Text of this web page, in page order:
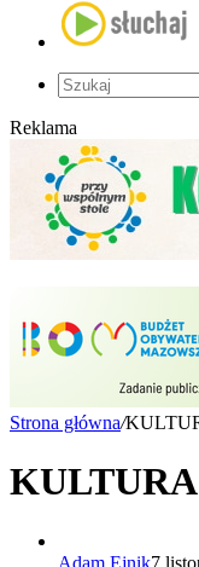
Reklama
Strona główna/
KULTURA
Adam Ejnik7